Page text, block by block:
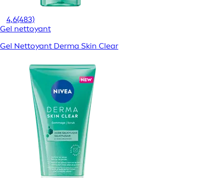
4,6(483)
Gel nettoyant
Gel Nettoyant Derma Skin Clear